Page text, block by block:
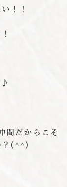
！！
♪
間だからこそ
？(^^)